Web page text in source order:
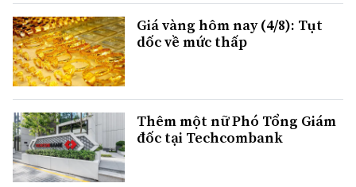
Giá vàng hôm nay (4/8): Tụt
dốc về mức thấp
Thêm một nữ Phó Tổng Giám
đốc tại Techcombank